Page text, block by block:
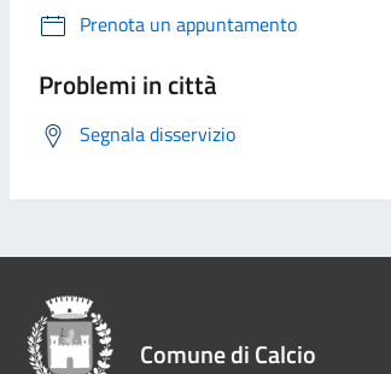
Prenota un appuntamento
Problemi in città
Segnala disservizio
Comune di Calcio